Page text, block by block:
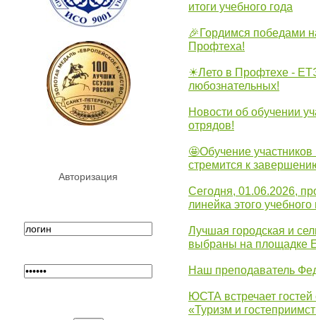
Авторизация
итоги учебного года
🎉Гордимся победами
Профтеха!
☀Лето в Профтехе -
любознательных!
Новости об обучении
отрядов!
🤩Обучение участников
стремится к
Сегодня, 01.06.2026,
линейка этого учебного
Лучшая городская и
выбраны на площадке
Наш преподаватель
ЮСТА встречает гостей
«Туризм и